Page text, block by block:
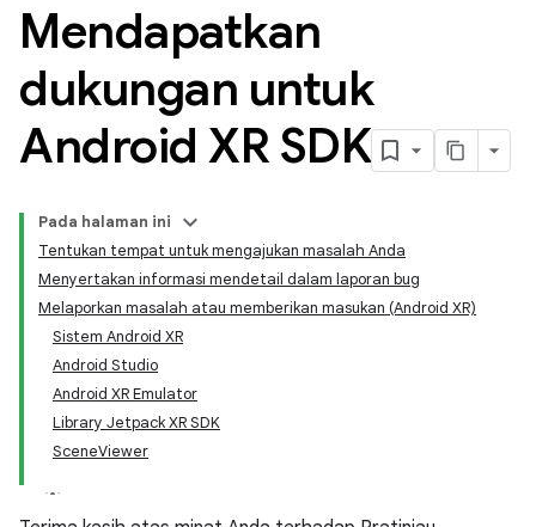
Mendapatkan
dukungan untuk
Android XR SDK
Pada halaman ini
Tentukan tempat untuk mengajukan masalah Anda
Menyertakan informasi mendetail dalam laporan bug
Melaporkan masalah atau memberikan masukan (Android XR)
Sistem Android XR
Android Studio
Android XR Emulator
Library Jetpack XR SDK
SceneViewer